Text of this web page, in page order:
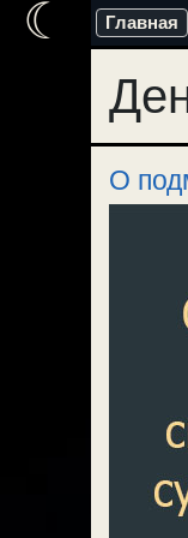
Перейти
содержимому
Главная
О
☾